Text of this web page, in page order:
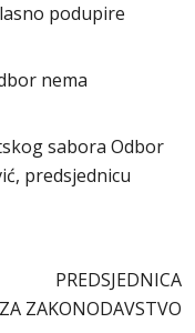
podupire
nema
sabora Odbor
predsjednicu
PREDSJEDNICA
ZAKONODAVSTVO